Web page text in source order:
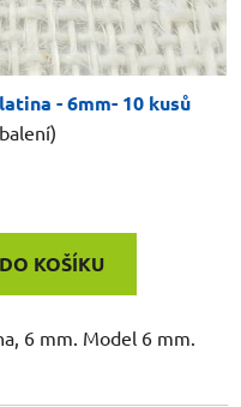
- 6mm- 10 kusů
DO KOŠÍKU
6 mm. Model 6 mm.